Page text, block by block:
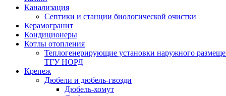
Канализация
Септики и станции биологической очистки
Керамогранит
Кондиционеры
Котлы отопления
Теплогенерирующие установки наружного
ТГУ НОРД
Крепеж
Дюбели и дюбель-гвозди
Дюбель-хомут